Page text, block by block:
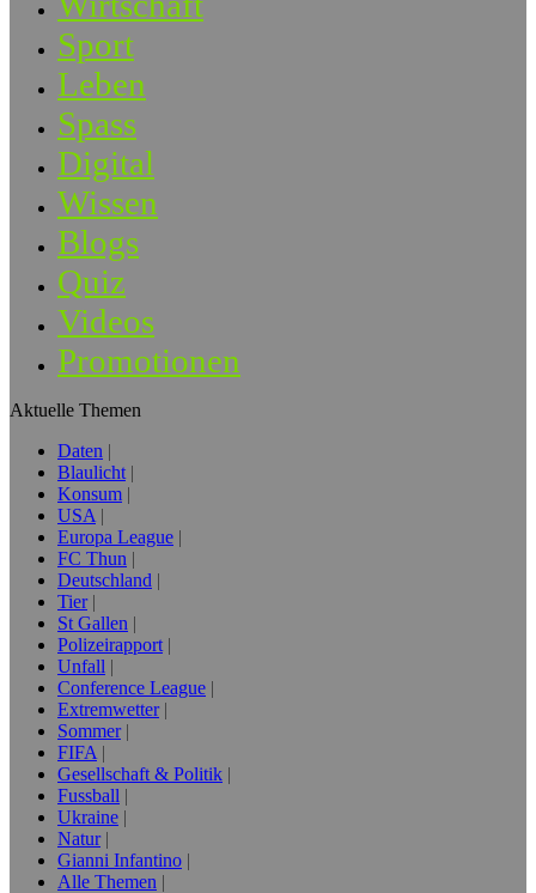
Sport
Leben
Spass
Digital
Wissen
Blogs
Quiz
Videos
Promotionen
Aktuelle Themen
Daten
Blaulicht
Konsum
USA
Europa League
FC Thun
Deutschland
Tier
St Gallen
Polizeirapport
Unfall
Conference League
Extremwetter
Sommer
FIFA
Gesellschaft & Politik
Fussball
Ukraine
Natur
Gianni Infantino
Alle Themen